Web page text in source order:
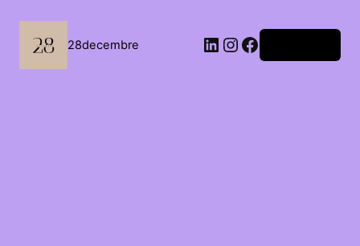
contenu
28decembre LinkedIn
Instagram
Facebook